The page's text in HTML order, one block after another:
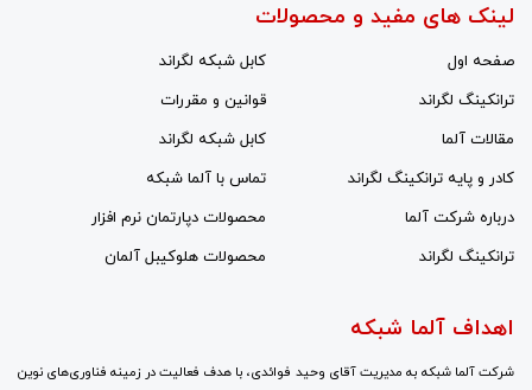
لینک های مفید و محصولات
صفحه اول
کابل شبکه لگراند
ترانکینگ لگراند
قوانین و مقررات
مقالات آلما
کابل شبکه لگراند
کادر و پایه ترانکینگ لگراند
تماس با آلما شبکه
درباره شرکت آلما
محصولات دپارتمان نرم افزار
ترانکینگ لگراند
محصولات هلوکیبل آلمان
اهداف آلما شبکه
شرکت آلما شبکه به مدیریت آقای وحید فوائدی، با هدف فعالیت در زمینه فناوری‌های نوین